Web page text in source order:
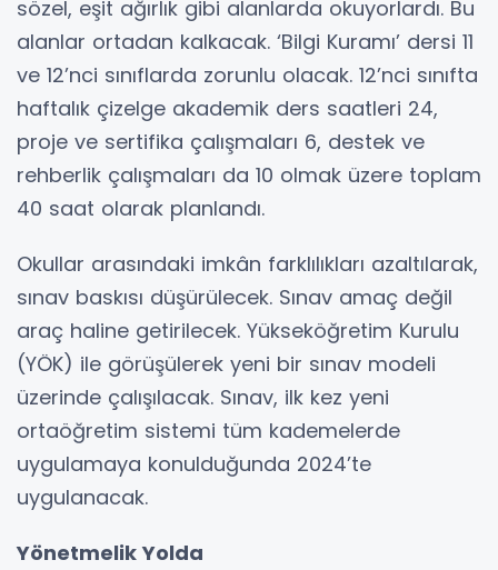
sözel, eşit ağırlık gibi alanlarda okuyorlardı. Bu
alanlar ortadan kalkacak. ‘Bilgi Kuramı’ dersi 11
ve 12’nci sınıflarda zorunlu olacak. 12’nci sınıfta
haftalık çizelge akademik ders saatleri 24,
proje ve sertifika çalışmaları 6, destek ve
rehberlik çalışmaları da 10 olmak üzere toplam
40 saat olarak planlandı.
Okullar arasındaki imkân farklılıkları azaltılarak,
sınav baskısı düşürülecek. Sınav amaç değil
araç haline getirilecek. Yükseköğretim Kurulu
(YÖK) ile görüşülerek yeni bir sınav modeli
üzerinde çalışılacak. Sınav, ilk kez yeni
ortaöğretim sistemi tüm kademelerde
uygulamaya konulduğunda 2024’te
uygulanacak.
Yönetmelik Yolda